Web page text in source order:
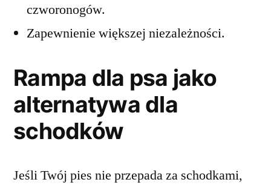
czworonogów.
Zapewnienie większej niezależności.
Rampa dla psa jako
alternatywa dla
schodków
Jeśli Twój pies nie przepada za schodkami,